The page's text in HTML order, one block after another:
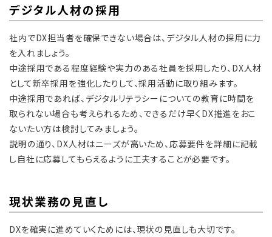
デジタル人材の採用
社内でDX担当者を確保できない場合は、デジタル人材の採用に力
を入れましょう。
中途採用である程度経験や実力のある社員を採用したり、DX人材
として新卒採用を強化したりして、採用活動に取り組みます。
中途採用であれば、デジタルリテラシーについての教育に時間を
取られない場合も考えられるため、できるだけ早くDX推進をおこ
ないたい方は検討してみましょう。
説明の通り、DX人材はニーズが高いため、応募要件を詳細に記載
し自社に応募してもらえるように工夫することが必要です。
現状業務の見直し
DXを確実に進めていくためには、現状の見直しも大切です。